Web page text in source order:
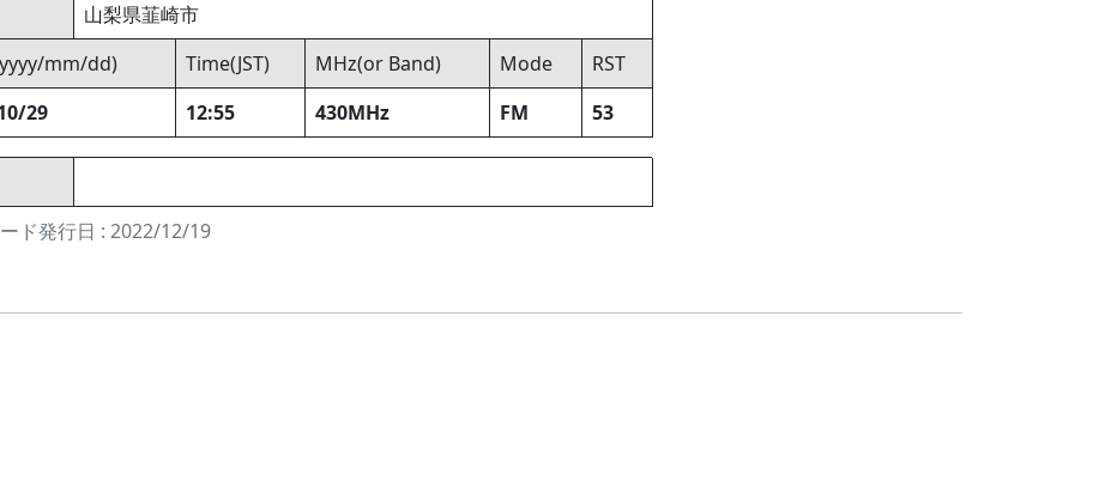
山梨県韮崎市
mm/dd)
Time(JST) MHz(or Band) Mode
RST
29
12:55 430MHz FM 53
ド発行日 : 2022/12/19